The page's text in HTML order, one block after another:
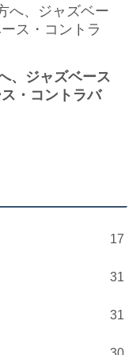
、ジャズベース
・コントラバ
17
31
31